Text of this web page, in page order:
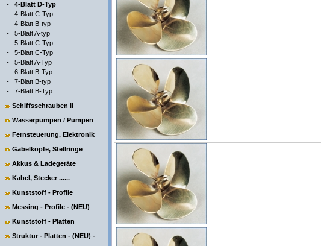
- 4-Blatt D-Typ
- 4-Blatt C-Typ
- 4-Blatt B-typ
- 5-Blatt A-typ
- 5-Blatt C-Typ
- 5-Blatt C-Typ
- 5-Blatt A-Typ
- 6-Blatt B-Typ
- 7-Blatt B-typ
- 7-Blatt B-Typ
Schiffsschrauben II
Wasserpumpen / Pumpen
Fernsteuerung, Elektronik
Gabelköpfe, Stellringe
Akkus & Ladegeräte
Kabel, Stecker ......
Kunststoff - Profile
Messing - Profile - (NEU)
Kunststoff - Platten
Struktur - Platten - (NEU) -